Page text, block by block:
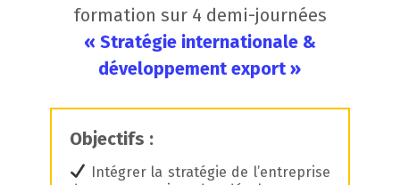
formation sur 4 demi-journées
« Stratégie internationale &
développement export »
Objectifs :
Intégrer la stratégie de l’entreprise